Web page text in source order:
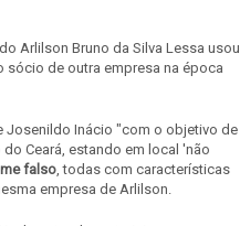
Arlilson Bruno da Silva Lessa usou
de outra empresa na época
Josenildo Inácio "com o objetivo de
Ceará, estando em local 'não
falso , todas com características
empresa de Arlilson.